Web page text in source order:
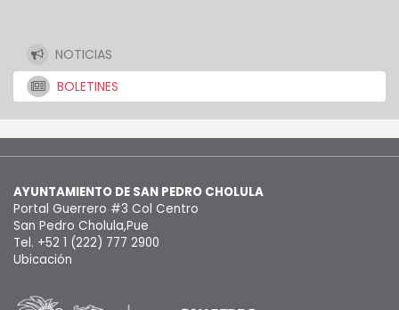
NOTICIAS
BOLETINES
AYUNTAMIENTO DE SAN PEDRO CHOLULA
Portal Guerrero #3 Col Centro
San Pedro Cholula,Pue
Tel. +52 1 (222) 777 2900
Ubicación